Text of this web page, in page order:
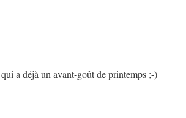
a déjà un avant-goût de printemps ;-)